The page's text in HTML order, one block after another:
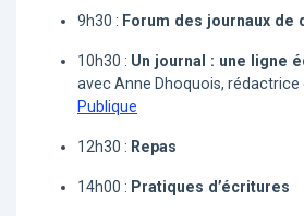
9h30 : Forum des journaux de
10h30 : Un journal : une ligne
avec Anne Dhoquois, rédactrice
Publique
12h30 : Repas
14h00 : Pratiques d’écritures